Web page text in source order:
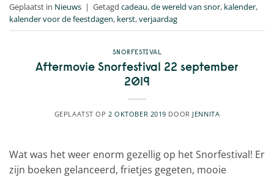
Geplaatst in Nieuws | Getagd cadeau,de wereld van snor, kalender,
kalender voor de feestdagen, kerst,verjaardag
SNORFESTIVAL
Aftermovie Snorfestival 22 september
2019
GEPLAATST OP 2 OKTOBER 2019 DOOR JENNITA
Wat was het weer enorm gezellig op het Snorfestival! Er
zijn boeken gelanceerd, frietjes gegeten, mooie